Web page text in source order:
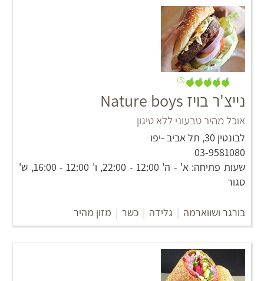
(5)
נייצ'ר בויז Nature boys
אוכל מהיר טבעוני ללא טיגון
לבונטין 30, תל אביב -יפו
03-9581080
שעות פתיחה: א' - ה' 12:00 - 22:00, ו' 12:00 - 16:00, ש'
סגור
בורגר ושווארמה | גלידה | כשר | מזון מהיר